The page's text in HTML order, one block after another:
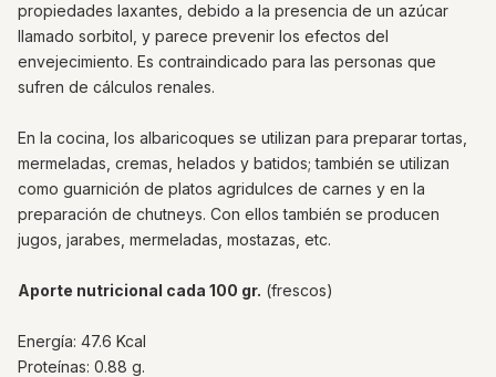
propiedades laxantes, debido a la presencia de un azúcar
llamado sorbitol, y parece prevenir los efectos del
envejecimiento. Es contraindicado para las personas que
sufren de cálculos renales.
En la cocina, los albaricoques se utilizan para preparar tortas,
mermeladas, cremas, helados y batidos; también se utilizan
como guarnición de platos agridulces de carnes y en la
preparación de chutneys. Con ellos también se producen
jugos, jarabes, mermeladas, mostazas, etc.
Aporte nutricional cada 100 gr. (frescos)
Energía: 47.6 Kcal
Proteínas: 0.88 g.